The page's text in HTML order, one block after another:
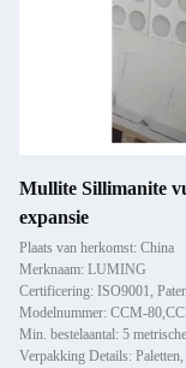
Mullite Sillimanite
expansie
Plaats van herkomst: China
Merknaam: LUMING
Certificering: ISO9001,
Modelnummer: CCM-
Min. bestelaantal: 5
Verpakking Details: